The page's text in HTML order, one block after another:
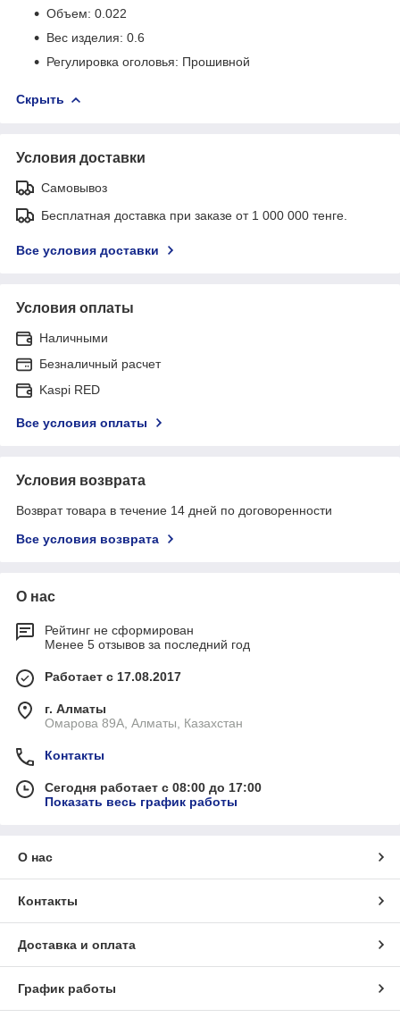
Объем: 0.022
Вес изделия: 0.6
Регулировка оголовья: Прошивной
Скрыть
Условия доставки
Самовывоз
Бесплатная доставка при заказе от 1 000 000 тенге.
Все условия доставки
Условия оплаты
Наличными
Безналичный расчет
Kaspi RED
Все условия оплаты
Условия возврата
Возврат товара в течение 14 дней по договоренности
Все условия возврата
О нас
Рейтинг не сформирован
Менее 5 отзывов за последний год
Работает с 17.08.2017
г. Алматы
Омарова 89А, Алматы, Казахстан
Контакты
Сегодня работает с 08:00 до 17:00
Показать весь график работы
О нас
Контакты
Доставка и оплата
График работы